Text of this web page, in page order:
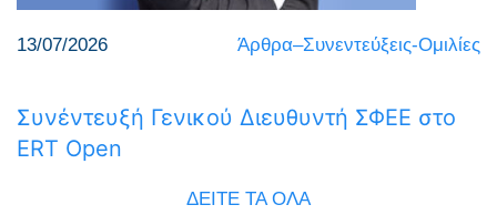
13/07/2026 Άρθρα–Συνεντεύξεις-Ομιλίες
Συνέντευξή Γενικού Διευθυντή ΣΦΕΕ στο
ERT Open
ΔΕΙΤΕ ΤΑ ΟΛΑ